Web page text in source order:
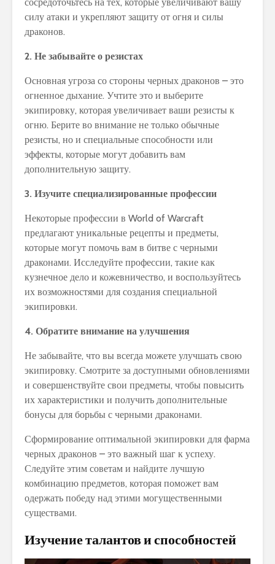
силу атаки и укрепляют защиту от огня и силы
драконов.
2. Не забывайте о резистах
Основная угроза со стороны черных драконов – это
огненное дыхание. Учтите это и выберите
экипировку, которая увеличивает ваши резисты к
огню. Берите во внимание не только обычные
резисты, но и специальные способности или
эффекты, которые могут добавить вам
дополнительную защиту.
3. Изучите специализированные профессии
Некоторые профессии в World of Warcraft
предлагают уникальные рецепты и предметы,
которые могут помочь вам в битве с черными
драконами. Исследуйте профессии, такие как
кузнечное дело и кожевничество, и воспользуйтесь
их возможностями для создания специальной
экипировки.
4. Обратите внимание на улучшения
Не забывайте, что вы всегда можете улучшать свою
экипировку. Смотрите за доступными обновлениями
и совершенствуйте свои предметы, чтобы повысить
их характеристики и получить дополнительные
бонусы для борьбы с черными драконами.
Сформирование оптимальной экипировки для фарма
черных драконов – это важный шаг к успеху.
Следуйте этим советам и найдите лучшую
комбинацию предметов, которая поможет вам
одержать победу над этими могущественными
существами.
Изучение талантов и способностей